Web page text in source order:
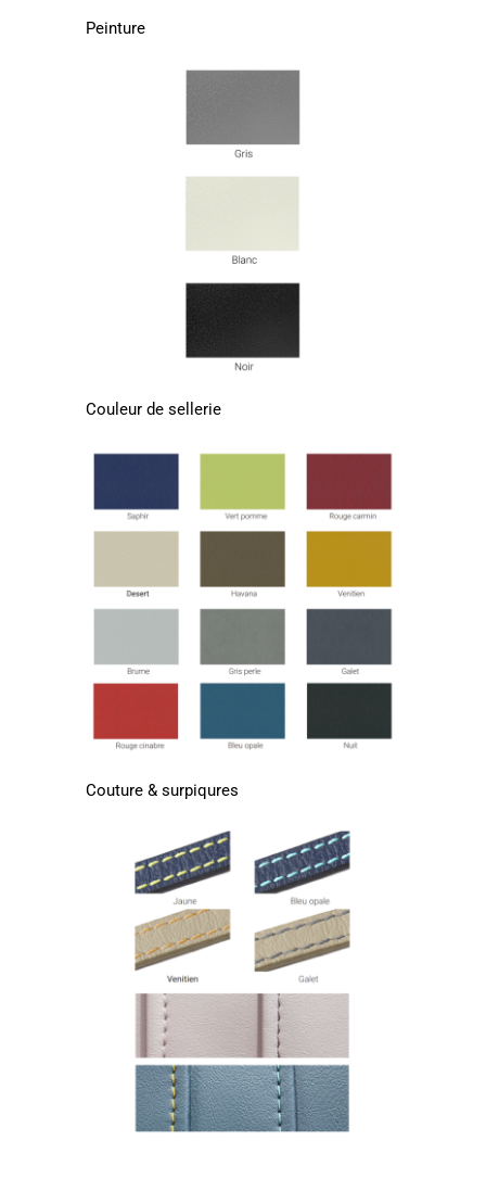
Peinture
Couleur de sellerie
Couture & surpiqures